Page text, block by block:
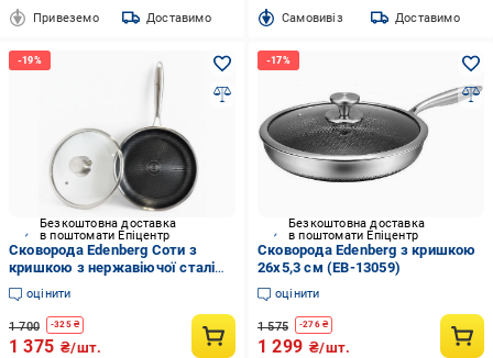
Привеземо Доставимо Cамовивіз Доставимо
Безкоштовна доставка
в поштомати Епіцентр
Сковорода Edenberg Соти з
кришкою з нержавіючої сталі
28x5,5 см (EB-13060)
оцінити
1 700 -325₴
1 375 ₴/шт.
Безкоштовна доставка
в поштомати Епіцентр
Сковорода Edenberg з кришкою
26x5,3 см (EB-13059)
оцінити
1 575 -276₴
1 299 ₴/шт.